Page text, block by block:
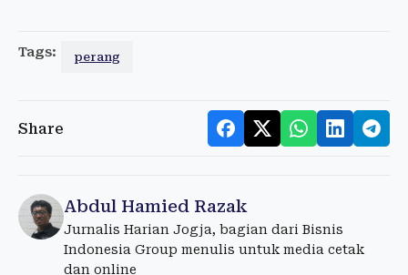
Tags: perang
Share
Abdul Hamied Razak
Jurnalis Harian Jogja, bagian dari Bisnis
Indonesia Group menulis untuk media cetak
dan online